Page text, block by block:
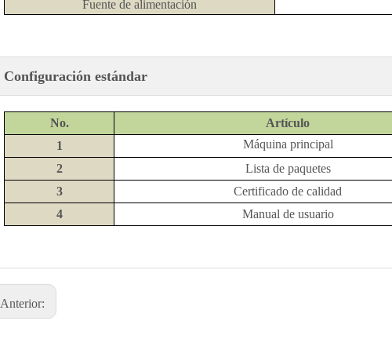
Fuente de alimentación
Configuración estándar
No. Artículo
1
Máquina principal
2
Lista de paquetes
3
Certificado de calidad
4
Manual de usuario
Anterior: